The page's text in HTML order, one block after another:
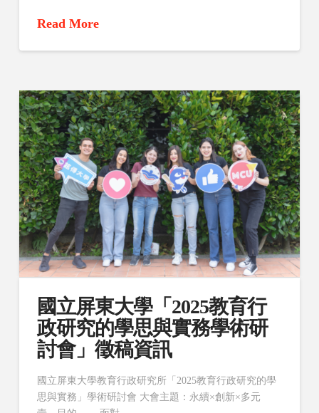
Read More
國立屏東大學「2025教育行
政研究的學思與實務學術研
討會」徵稿資訊
國立屏東大學教育行政研究所「2025教育行政研究的學
思與實務」學術研討會 大會主題：永續×創新×多元